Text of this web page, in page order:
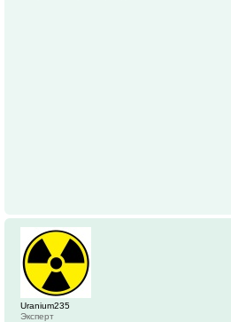
Uranium235
Эксперт